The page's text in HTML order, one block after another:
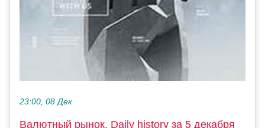
23:00, 08 Дек
Валютный рынок, Daily history за 5 декабря